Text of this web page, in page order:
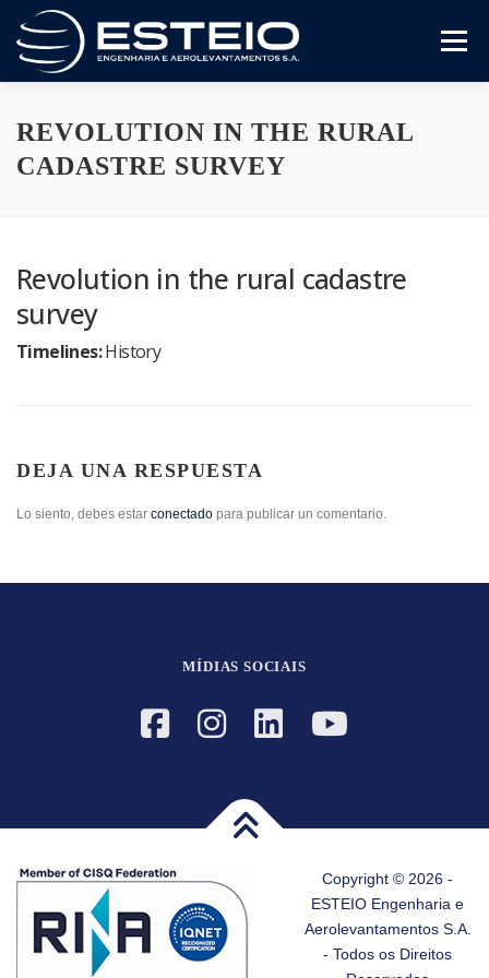
contenido
Menú
A Empresa Serviços Downloads
REVOLUTION IN THE RURAL
CADASTRE SURVEY
Revolution in the rural cadastre
survey
Timelines:History
DEJA UNA RESPUESTA
Lo siento, debes estar conectado para publicar un comentario.
MÍDIAS SOCIAIS
Copyright © 2026 -
ESTEIO Engenharia e
Aerolevantamentos S.A.
- Todos os Direitos